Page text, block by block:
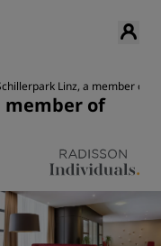
Linz, a member of
member of